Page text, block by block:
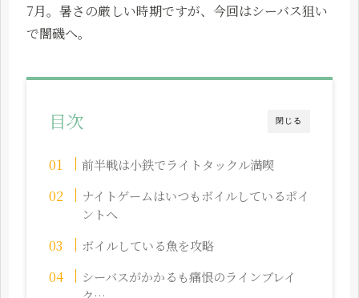
7月。暑さの厳しい時期ですが、今回はシーバス狙い
で闇磯へ。
閉じる
目次
前半戦は小鉄でライトタックル満喫
ナイトゲームはいつもボイルしているポイ
ントへ
ボイルしている魚を攻略
シーバスがかかるも痛恨のラインブレイ